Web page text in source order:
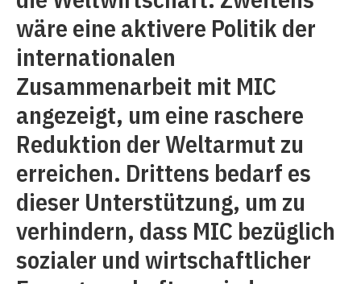
wäre eine aktivere Politik der
internationalen
Zusammenarbeit mit MIC
angezeigt, um eine raschere
Reduktion der Weltarmut zu
erreichen. Drittens bedarf es
dieser Unterstützung, um zu
verhindern, dass MIC bezüglich
sozialer und wirtschaftlicher